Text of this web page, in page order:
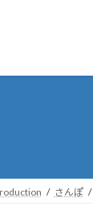
さんぽ